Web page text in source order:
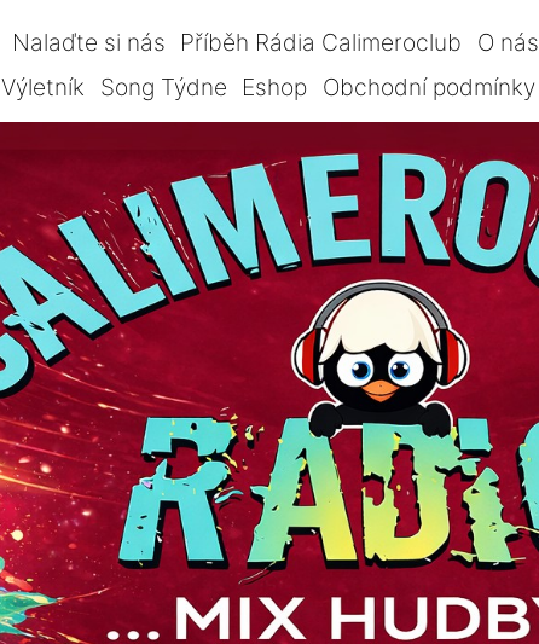
Nalaďte si nás Příběh Rádia Calimeroclub O nás
Výletník Song Týdne Eshop Obchodní podmínky